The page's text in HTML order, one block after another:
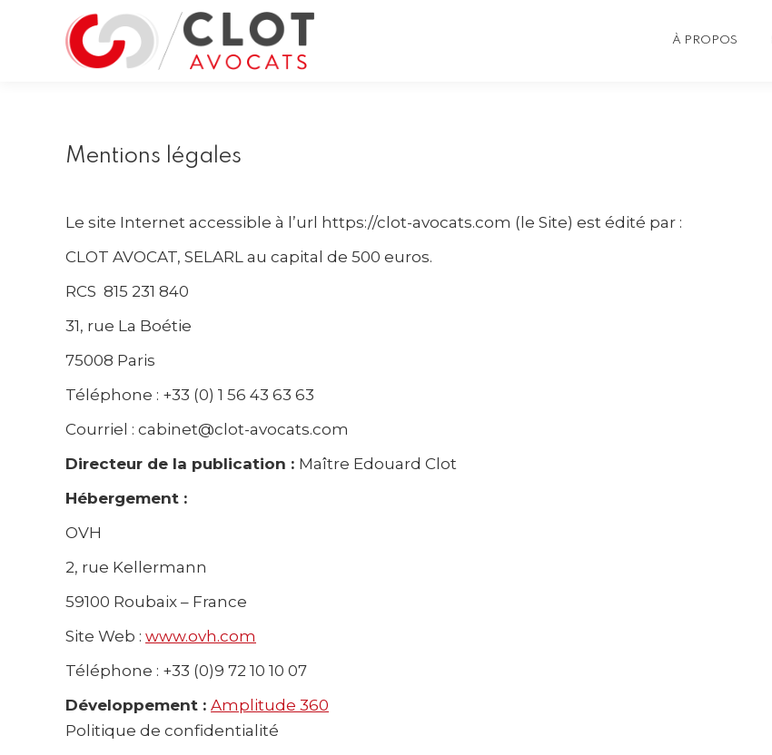
À PROPOS
Mentions légales
Le site Internet accessible à l’url https://clot-avocats.com (le Site) est édité par :
CLOT AVOCAT, SELARL au capital de 500 euros.
RCS 815 231 840
31, rue La Boétie
75008 Paris
Téléphone : +33 (0) 1 56 43 63 63
Courriel : cabinet@clot-avocats.com
Directeur de la publication : Maître Edouard Clot
Hébergement :
OVH
2, rue Kellermann
59100 Roubaix – France
Site Web : www.ovh.com
Téléphone : +33 (0)9 72 10 10 07
Développement : Amplitude 360
Politique de confidentialité